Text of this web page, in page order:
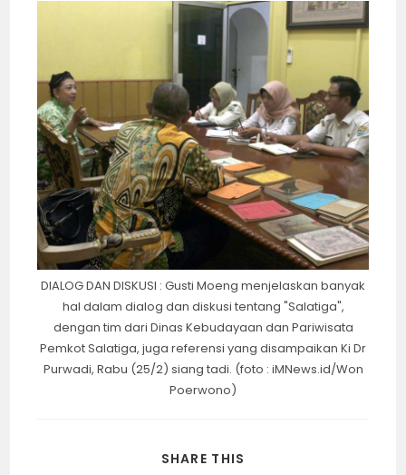
DIALOG DAN DISKUSI : Gusti Moeng menjelaskan banyak
hal dalam dialog dan diskusi tentang "Salatiga",
dengan tim dari Dinas Kebudayaan dan Pariwisata
Pemkot Salatiga, juga referensi yang disampaikan Ki Dr
Purwadi, Rabu (25/2) siang tadi. (foto : iMNews.id/Won
Poerwono)
SHARE THIS